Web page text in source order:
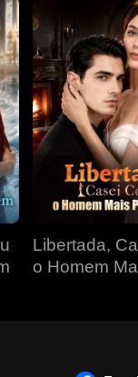
Libertada,
o Homem